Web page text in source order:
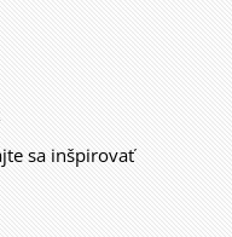
sa inšpirovať